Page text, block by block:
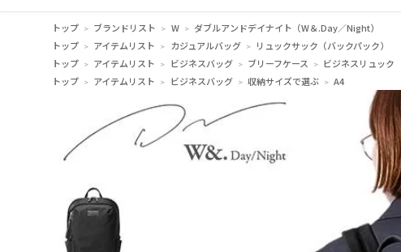
トップ ブランドリスト W
ダブルアンドデイナイト（W＆.Day／Night）
トップ
アイテムリスト カジュアルバッグ
リュックサック（バックパック）
トップ
アイテムリスト ビジネスバッグ ブリーフケース
ビジネスリュック
トップ
アイテムリスト ビジネスバッグ 収納サイズで選ぶ A4